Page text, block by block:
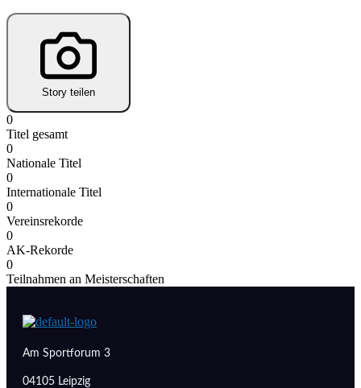
Story teilen
0
Titel gesamt
0
Nationale Titel
0
Internationale Titel
0
Vereinsrekorde
0
AK-Rekorde
0
Teilnahmen an Meisterschaften
Am Sportforum 3
04105 Leipzig